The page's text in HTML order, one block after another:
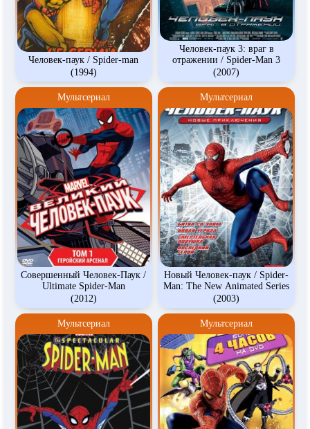
Человек-паук / Spider-man
(1994)
Человек-паук 3: враг в
отражении / Spider-Man 3
(2007)
Мультсериал
Совершенный Человек-Паук /
Ultimate Spider-Man
(2012)
Мультсериал
Новый Человек-паук / Spider-
Man: The New Animated Series
(2003)
Мультсериал Мультсериал